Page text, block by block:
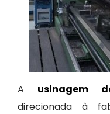
A usinagem
direcionada à